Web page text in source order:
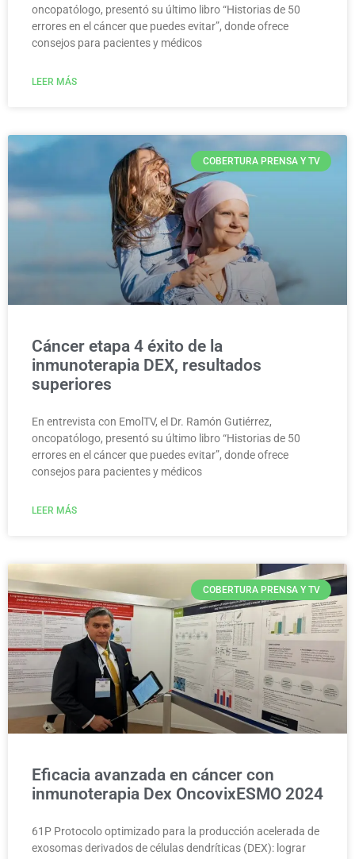
oncopatólogo, presentó su último libro “Historias de 50
errores en el cáncer que puedes evitar”, donde ofrece
consejos para pacientes y médicos
LEER MÁS
COBERTURA PRENSA Y TV
Cáncer etapa 4 éxito de la
inmunoterapia DEX, resultados
superiores
En entrevista con EmolTV, el Dr. Ramón Gutiérrez,
oncopatólogo, presentó su último libro “Historias de 50
errores en el cáncer que puedes evitar”, donde ofrece
consejos para pacientes y médicos
LEER MÁS
COBERTURA PRENSA Y TV
Eficacia avanzada en cáncer con
inmunoterapia Dex OncovixESMO 2024
61P Protocolo optimizado para la producción acelerada de
exosomas derivados de células dendríticas (DEX): lograr